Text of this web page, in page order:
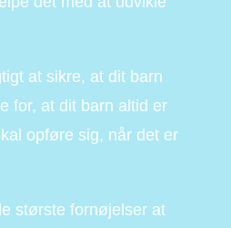
at sikre, at dit barn
for, at dit barn altid er
opføre sig, når det er
største fornøjelser at